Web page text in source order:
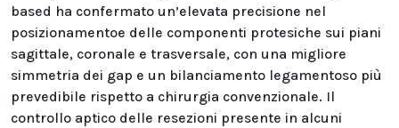
based ha confermato un’elevata precisione nel
posizionamentoe delle componenti protesiche sui piani
sagittale, coronale e trasversale, con una migliore
simmetria dei gap e un bilanciamento legamentoso più
prevedibile rispetto a chirurgia convenzionale. Il
controllo aptico delle resezioni presente in alcuni